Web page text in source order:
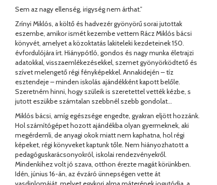
Sem az nagy ellenség, irigység nem árthat.”
Zrínyi Miklós, a költő és hadvezér gyönyörű sorai jutottak
eszembe, amikor ismét kezembe vettem Rácz Miklós bácsi
könyvét, amelyet a közoktatás lakiteleki kezdeteinek 150.
évfordulójára írt. Hiánypótló, gondos és nagy munka életrajzi
adatokkal, visszaemlékezésekkel, szemet gyönyörködtető és
szívet melengető régi fényképekkel. Annakidején – tíz
esztendeje – minden iskolás ajándékként kapott belőle.
Szeretném hinni, hogy szüleik is szeretettel vették kézbe, s
jutott eszükbe számtalan szebbnél szebb gondolat…
Miklós bácsi, amíg egészsége engedte, gyakran eljött hozzánk.
Hol számítógépet hozott ajándékba olyan gyermeknek, aki
megérdemli, de anyagi okok miatt nem kaphatna, hol régi
képeket, régi könyveket kaptunk tőle. Nem hiányozhatott a
pedagóguskarácsonyokról, iskolai rendezvényekről.
Mindenkihez volt jó szava, otthon érezte magát körünkben.
Idén, június 16-án, az évzáró ünnepségen vette át